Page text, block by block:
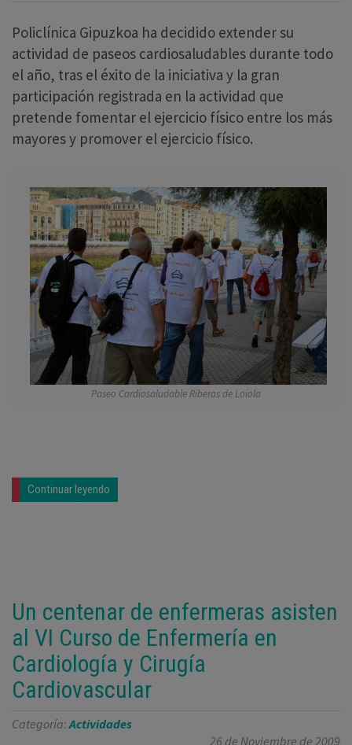
Policlínica Gipuzkoa ha decidido extender su
actividad de paseos cardiosaludables durante todo
el año, tras el éxito de la iniciativa y la gran
participación registrada en la actividad que
pretende fomentar el ejercicio físico entre los más
mayores y promover el ejercicio físico.
Paseo Cardiosaludable Riberas de Loiola
Continuar leyendo
Un centenar de enfermeras asisten
al VI Curso de Enfermería en
Cardiología y Cirugía
Cardiovascular
Categoría:Actividades
26 de Noviembre de 2009